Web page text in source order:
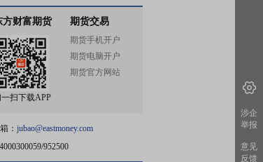
方财富期货
扫下载APP
期货交易
期货手机开户
期货电脑开户
期货官方网站
： jubao@eastmoney.com
952500
涉企
举报
意见
反馈